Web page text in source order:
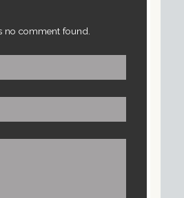
no comment found.